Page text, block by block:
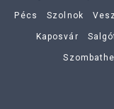
Pécs Szolnok
Kaposvár